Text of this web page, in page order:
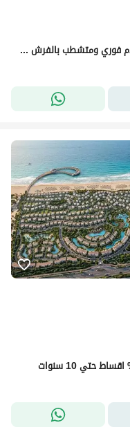
للبيع فيلا مفروشه في فى وسط البحر استلام فوري ومتشطب بالفرش والتكيفات والاجهزه في قلب الساحل الشمالي في مارينا 5 في Mercon